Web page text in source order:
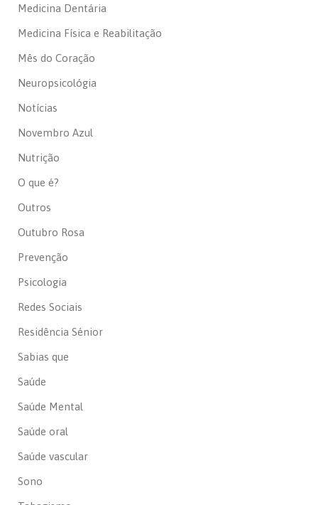
Medicina Dentária
Medicina Física e Reabilitação
Mês do Coração
Neuropsicológia
Notícias
Novembro Azul
Nutrição
O que é?
Outros
Outubro Rosa
Prevenção
Psicologia
Redes Sociais
Residência Sénior
Sabias que
Saúde
Saúde Mental
Saúde oral
Saúde vascular
Sono